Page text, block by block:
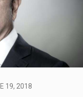
19, 2018